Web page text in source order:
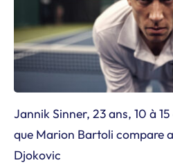
Jannik Sinner, 23 ans, 10 à
que Marion Bartoli compare
Djokovic